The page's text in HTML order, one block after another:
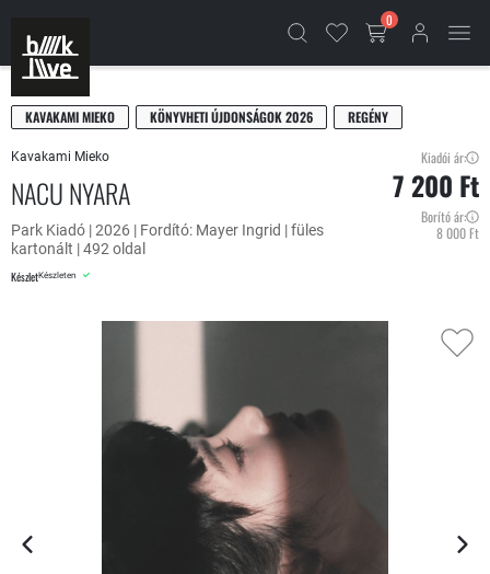
0
KAVAKAMI MIEKO KÖNYVHETI ÚJDONSÁGOK 2026 REGÉNY
Kavakami Mieko
NACU NYARA
Park Kiadó | 2026 | Fordító: Mayer Ingrid | füles
kartonált | 492 oldal
KészletKészleten
Kiadói ár:
7 200 Ft
Borító ár:
8 000 Ft